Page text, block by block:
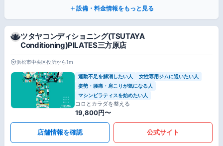
設備・料金情報をもっと見る
ツタヤコンディショニング(TSUTAYA
Conditioning)PILATES三方原店
浜松市中央区役所から1m
運動不足を解消したい人
女性専用ジムに通いたい人
姿勢・腰痛・肩こりが気になる人
マシンピラティスを始めたい人
コロとカラダを整える
19,800円〜
店舗情報を確認 公式サイト